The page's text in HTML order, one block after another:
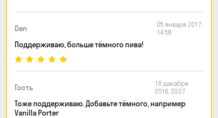
Den
05 января 2017,
14:58
Поддерживаю, больше тёмного пива!
Гость
18 декабря
2016, 20:27
Тоже поддерживаю. Добавьте тёмного, например
Vanilla Porter